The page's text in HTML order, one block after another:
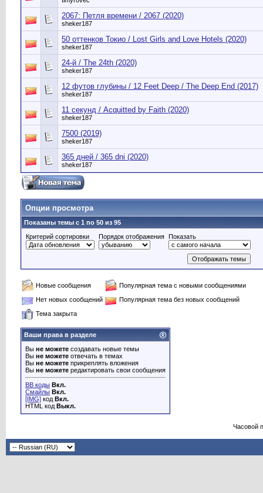
2067: Петля времени / 2067 (2020)
sheker187
50 оттенков Токио / Lost Girls and Love Hotels (2020)
sheker187
24-й / The 24th (2020)
sheker187
12 футов глубины / 12 Feet Deep / The Deep End (2017)
sheker187
11 секунд / Acquitted by Faith (2020)
sheker187
7500 (2019)
sheker187
365 дней / 365 dni (2020)
sheker187
Опции просмотра
Показаны темы с 1 по 50 из 95
Критерий сортировки
Порядок отображения Показать
Новые сообщения
Популярная тема с новыми сообщениями
Нет новых сообщений
Популярная тема без новых сообщений
Тема закрыта
Ваши права в разделе
Вы не можете создавать новые темы
Вы не можете отвечать в темах
Вы не можете прикреплять вложения
Вы не можете редактировать свои сообщения
BB коды Вкл.
Смайлы Вкл.
[IMG] код Вкл.
HTML код Выкл.
Часовой